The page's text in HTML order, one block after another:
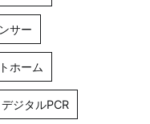
サー
ホーム
デジタルPCR